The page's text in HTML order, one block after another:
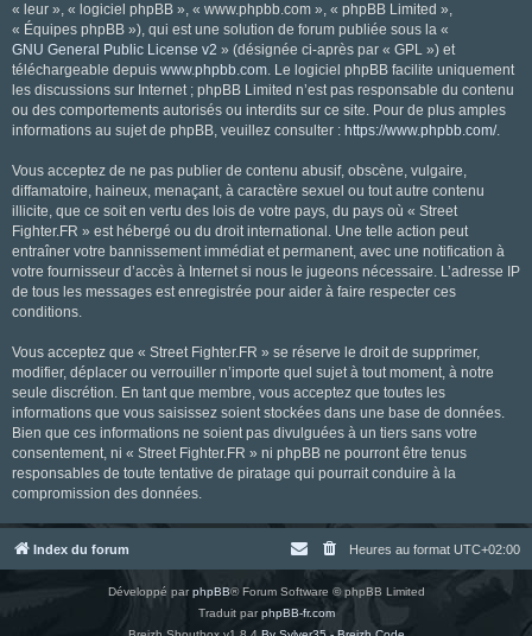
« leur », « logiciel phpBB », « www.phpbb.com », « phpBB Limited »,
« Équipes phpBB »), qui est une solution de forum publiée sous la «
GNU General Public License v2 » (désignée ci-après par « GPL ») et
téléchargeable depuis www.phpbb.com. Le logiciel phpBB facilite uniquement
les discussions sur Internet ; phpBB Limited n’est pas responsable du contenu
ou des comportements autorisés ou interdits sur ce site. Pour de plus amples
informations au sujet de phpBB, veuillez consulter : https://www.phpbb.com/.
Vous acceptez de ne pas publier de contenu abusif, obscène, vulgaire,
diffamatoire, haineux, menaçant, à caractère sexuel ou tout autre contenu
illicite, que ce soit en vertu des lois de votre pays, du pays où « Street
Fighter.FR » est hébergé ou du droit international. Une telle action peut
entraîner votre bannissement immédiat et permanent, avec une notification à
votre fournisseur d’accès à Internet si nous le jugeons nécessaire. L’adresse IP
de tous les messages est enregistrée pour aider à faire respecter ces
conditions.
Vous acceptez que « Street Fighter.FR » se réserve le droit de supprimer,
modifier, déplacer ou verrouiller n’importe quel sujet à tout moment, à notre
seule discrétion. En tant que membre, vous acceptez que toutes les
informations que vous saisissez soient stockées dans une base de données.
Bien que ces informations ne soient pas divulguées à un tiers sans votre
consentement, ni « Street Fighter.FR » ni phpBB ne pourront être tenus
responsables de toute tentative de piratage qui pourrait conduire à la
compromission des données.
Index du forum Heures au format UTC+02:00
Développé parphpBB® Forum Software © phpBB Limited
Traduit parphpBB-fr.com